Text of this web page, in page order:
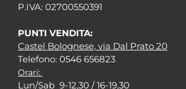
P.IVA: 02700550391
PUNTI VENDITA:
Castel Bolognese, via Dal Prato 20
Telefono: 0546 656823
Orari:
Lun/Sab 9-12,30 / 16-19,30